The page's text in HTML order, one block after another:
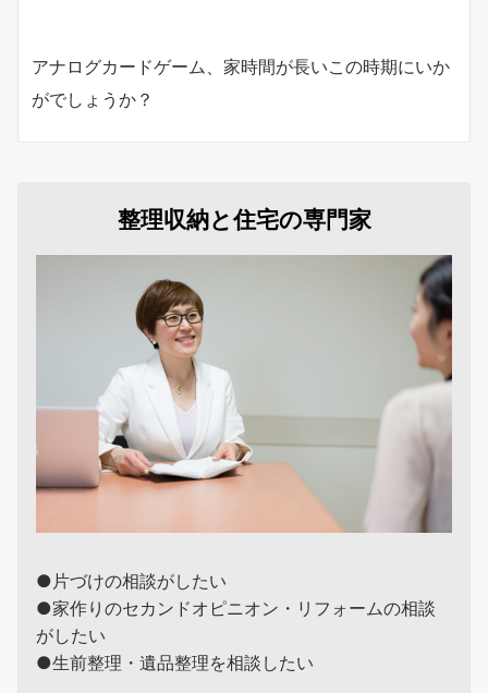
アナログカードゲーム、家時間が長いこの時期にいか
がでしょうか？
整理収納と住宅の専門家
●片づけの相談がしたい
●家作りのセカンドオピニオン・リフォームの相談
がしたい
●生前整理・遺品整理を相談したい